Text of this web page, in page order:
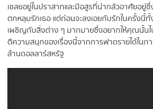
เชลยอยู่ในปราสาทและมีอสูรที่น่ากลัวอาศัยอยู่ซึ่
ตกหลุมรักเธอ แต่ก่อนจะลงเอยกับรักในครั้งนี้
เผชิญกับสิ่งต่าง ๆ มากมายซึ่งอยากให้คุณนั้น
ตีความสนุกของเรื่องนี้จากการฟาดรายได้ในก
ล้านดอลลาร์สหรัฐ